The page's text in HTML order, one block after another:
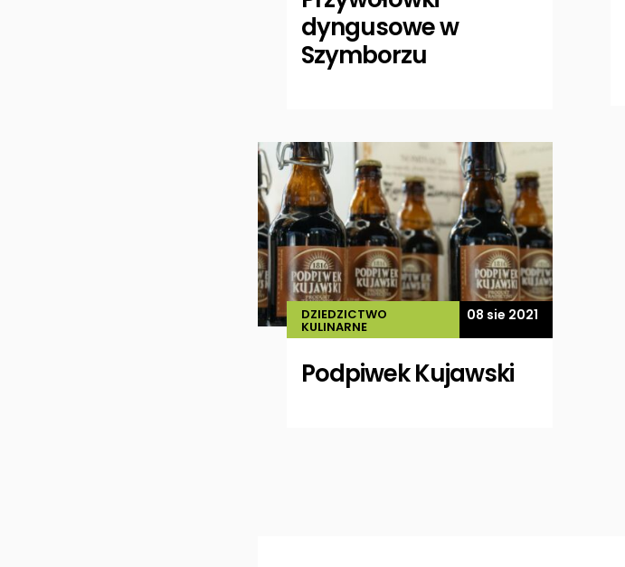
dyngusowe w
Szymborzu
DZIEDZICTWO
KULINARNE
08 sie 2021
Podpiwek Kujawski